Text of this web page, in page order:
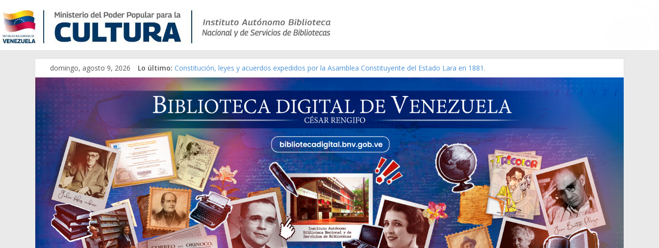
domingo, agosto 9, 2026 Lo último: Constitución, leyes y acuerdos expedidos por la Asamblea Constituyente del Estado Lara en 1881.
Una Parálisis [material gráfico]
Modesta Bor Sánchez [material gráfico]
Gaceta Oficial de la República de Venezuela año CXXXIII Mes V, Caracas 09 de marzo de 2006 N° 38.394
Catálogo temático de obras de Modesta Bor